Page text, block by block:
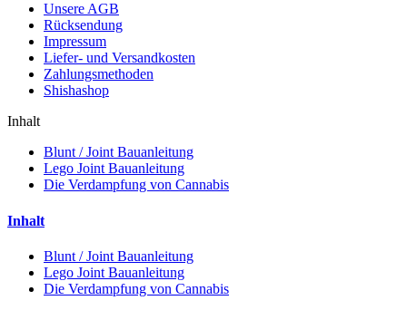
Unsere AGB
Rücksendung
Impressum
Liefer- und Versandkosten
Zahlungsmethoden
Shishashop
Inhalt
Blunt / Joint Bauanleitung
Lego Joint Bauanleitung
Die Verdampfung von Cannabis
Inhalt
Blunt / Joint Bauanleitung
Lego Joint Bauanleitung
Die Verdampfung von Cannabis